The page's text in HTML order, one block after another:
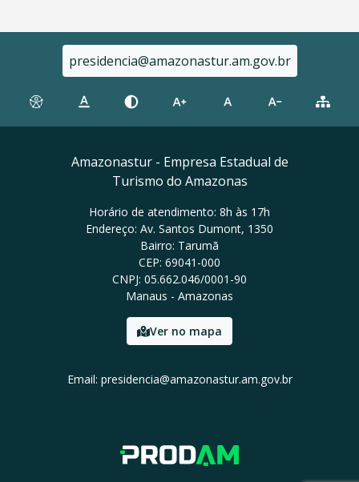
presidencia@amazonastur.am.gov.br
Amazonastur - Empresa Estadual de
Turismo do Amazonas
Horário de atendimento: 8h às 17h
Endereço: Av. Santos Dumont, 1350
Bairro: Tarumã
CEP: 69041-000
CNPJ: 05.662.046/0001-90
Manaus - Amazonas
Ver no mapa
Email: presidencia@amazonastur.am.gov.br